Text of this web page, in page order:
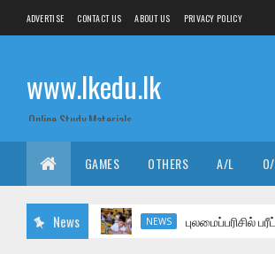
ADVERTISE CONTACT US ABOUT US PRIVACY POLICY
www.lkedu.lk
Online Study Materials
GAMES OTHERS A/L
News NEWS புலமைப்பரிசில் பரீட்சை